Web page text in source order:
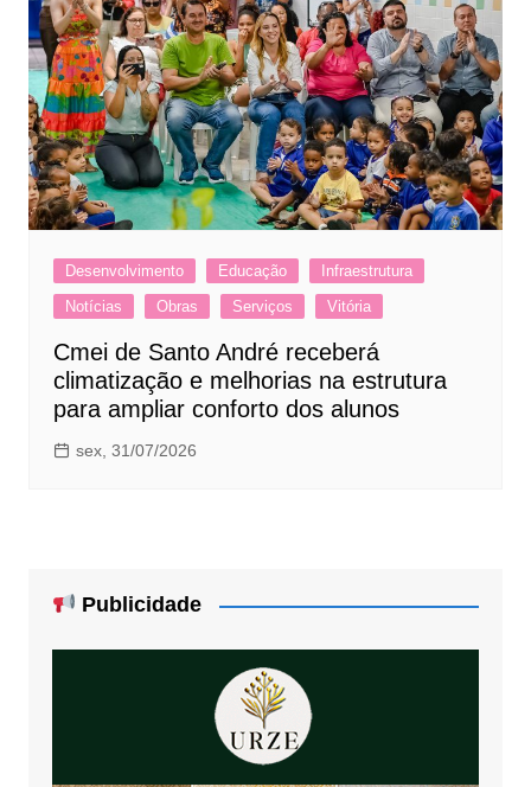
Desenvolvimento Educação
Infraestrutura
Notícias
Obras Serviços Vitória
Cmei de Santo André receberá
climatização e melhorias na estrutura
para ampliar conforto dos alunos
sex, 31/07/2026
Publicidade